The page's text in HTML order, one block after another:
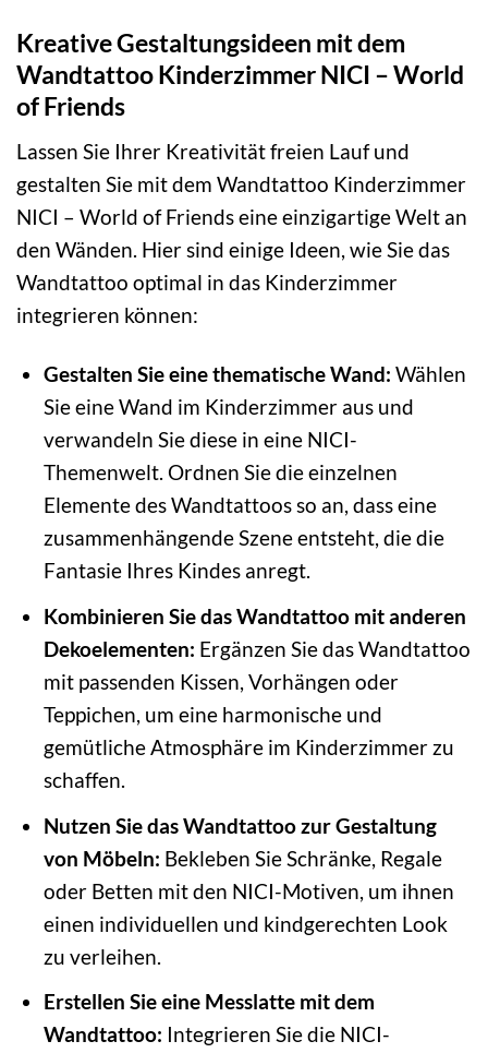
Kreative Gestaltungsideen mit dem
Wandtattoo Kinderzimmer NICI – World
of Friends
Lassen Sie Ihrer Kreativität freien Lauf und
gestalten Sie mit dem Wandtattoo Kinderzimmer
NICI – World of Friends eine einzigartige Welt an
den Wänden. Hier sind einige Ideen, wie Sie das
Wandtattoo optimal in das Kinderzimmer
integrieren können:
Gestalten Sie eine thematische Wand: Wählen
Sie eine Wand im Kinderzimmer aus und
verwandeln Sie diese in eine NICI-
Themenwelt. Ordnen Sie die einzelnen
Elemente des Wandtattoos so an, dass eine
zusammenhängende Szene entsteht, die die
Fantasie Ihres Kindes anregt.
Kombinieren Sie das Wandtattoo mit anderen
Dekoelementen: Ergänzen Sie das Wandtattoo
mit passenden Kissen, Vorhängen oder
Teppichen, um eine harmonische und
gemütliche Atmosphäre im Kinderzimmer zu
schaffen.
Nutzen Sie das Wandtattoo zur Gestaltung
von Möbeln: Bekleben Sie Schränke, Regale
oder Betten mit den NICI-Motiven, um ihnen
einen individuellen und kindgerechten Look
zu verleihen.
Erstellen Sie eine Messlatte mit dem
Wandtattoo: Integrieren Sie die NICI-